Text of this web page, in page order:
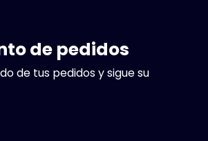
de pedidos
de tus pedidos y sigue su